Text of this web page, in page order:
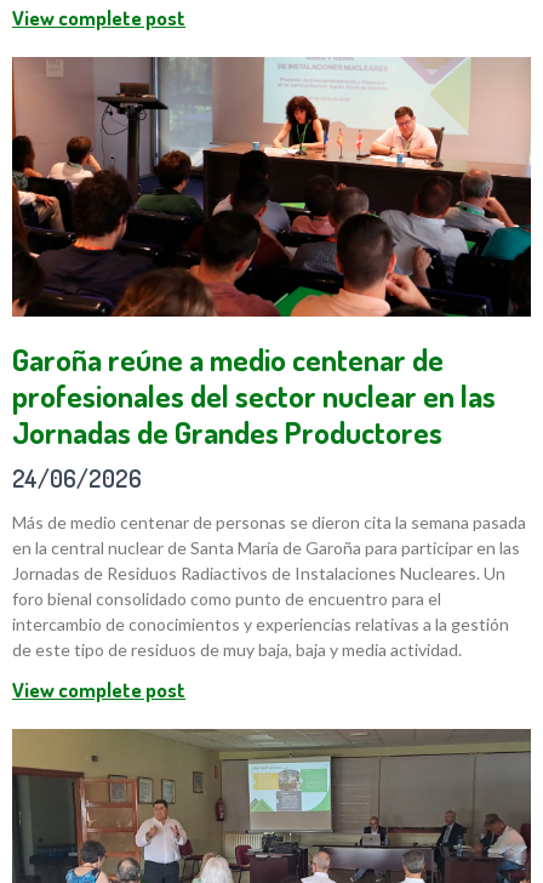
View complete post
Garoña reúne a medio centenar de
profesionales del sector nuclear en las
Jornadas de Grandes Productores
24/06/2026
Más de medio centenar de personas se dieron cita la semana pasada
en la central nuclear de Santa María de Garoña para participar en las
Jornadas de Residuos Radiactivos de Instalaciones Nucleares. Un
foro bienal consolidado como punto de encuentro para el
intercambio de conocimientos y experiencias relativas a la gestión
de este tipo de residuos de muy baja, baja y media actividad.
View complete post